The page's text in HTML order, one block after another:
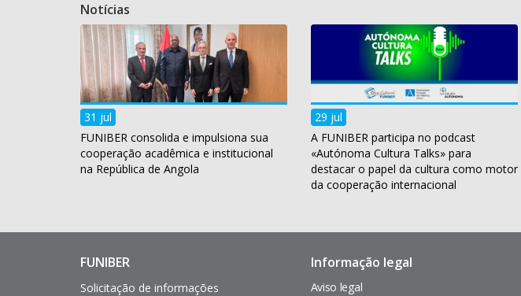
Notícias
31 jul
FUNIBER consolida e impulsiona sua
cooperação acadêmica e institucional
na República de Angola
29 jul
A FUNIBER participa no podcast
«Autónoma Cultura Talks» para
destacar o papel da cultura como motor
da cooperação internacional
Enlaces
interés
FUNIBER
Solicitação de informações
Pie
página
Informação legal
Aviso legal